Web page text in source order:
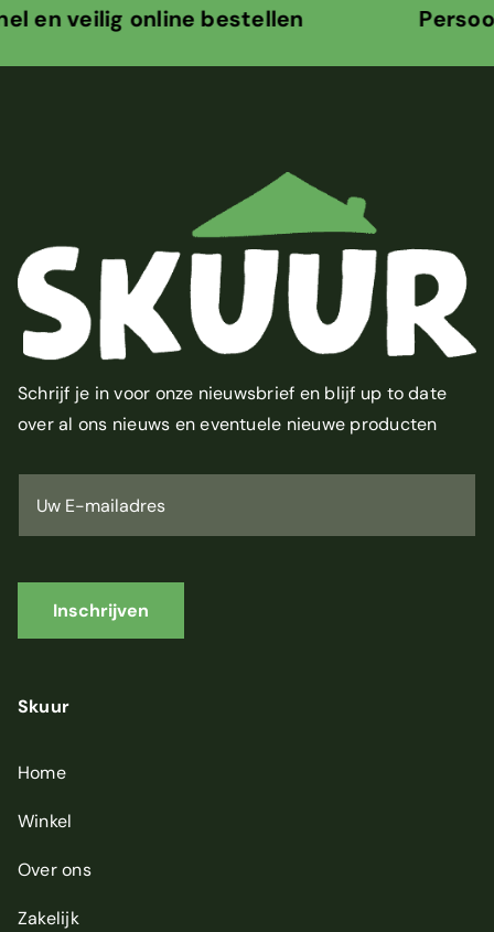
Persoonlijk contact
Schrijf je in voor onze nieuwsbrief en blijf up to date
over al ons nieuws en eventuele nieuwe producten
U
-
a
l
r
e
Inschrijven
Skuur
Home
Winkel
Over ons
Zakelijk